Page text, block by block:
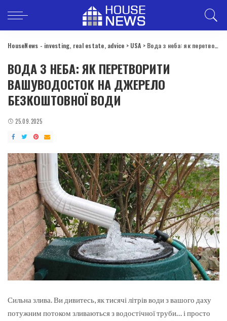
HouseNews - investing, real estate, advice > USA > Вода з неба: як перетворити вашуводосток на джерело безкоштовної води
ВОДА З НЕБА: ЯК ПЕРЕТВОРИТИ
ВАШУВОДОСТОК НА ДЖЕРЕЛО
БЕЗКОШТОВНОЇ ВОДИ
25.09.2025
Сильна злива. Ви дивитесь, як тисячі літрів води з вашого даху
потужним потоком зливаються з водостічної труби… і просто